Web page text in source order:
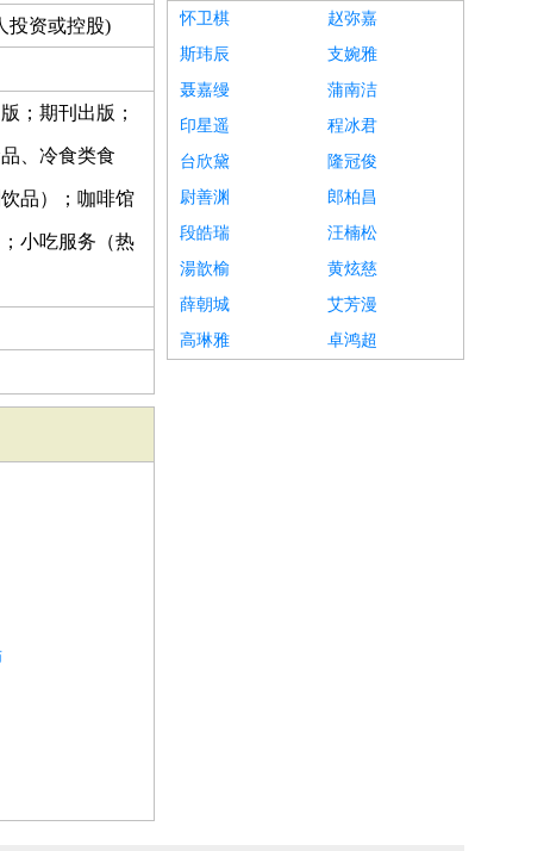
投资或控股)
；期刊出版；
、冷食类食
品）；咖啡馆
小吃服务（热
怀卫棋
赵弥嘉
斯玮辰
支婉雅
聂嘉缦
蒲南洁
印星遥
程冰君
台欣黛
隆冠俊
尉善渊
郎柏昌
段皓瑞
汪楠松
湯歆榆
黄炫慈
薛朝城
艾芳漫
高琳雅
卓鸿超